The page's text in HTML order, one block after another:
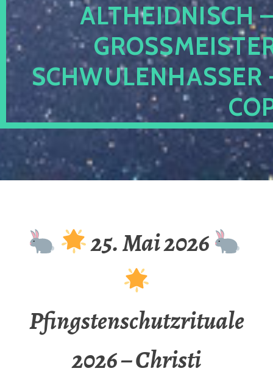
ALTHEIDNISCH
CHWULENHASSER
25. Mai 2026
Pfingstenschutzrituale
2026 – Christi